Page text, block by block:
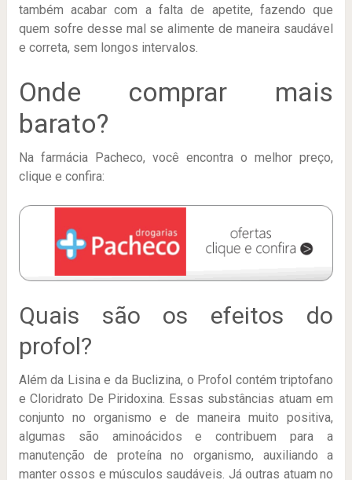
também acabar com a falta de apetite, fazendo que
quem sofre desse mal se alimente de maneira saudável
e correta, sem longos intervalos.
Onde comprar mais
barato?
Na farmácia Pacheco, você encontra o melhor preço,
clique e confira:
Quais são os efeitos do
profol?
Além da Lisina e da Buclizina, o Profol contém triptofano
e Cloridrato De Piridoxina. Essas substâncias atuam em
conjunto no organismo e de maneira muito positiva,
algumas são aminoácidos e contribuem para a
manutenção de proteína no organismo, auxiliando a
manter ossos e músculos saudáveis. Já outras atuam no